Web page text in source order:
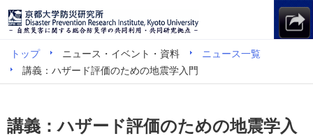
トップ ニュース・イベント・資料
ニュース一覧
講義：ハザード評価のための地震学入門
講義：ハザード評価のための地震学入